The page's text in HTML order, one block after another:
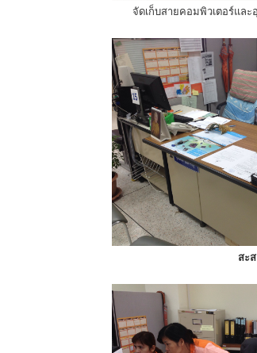
จัดเก็บสายคอมพิวเตอร์แล
สะส